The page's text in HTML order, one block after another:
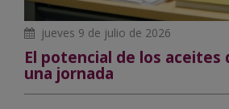
jueves 9 de julio de 2026
El potencial de los aceites
una jornada